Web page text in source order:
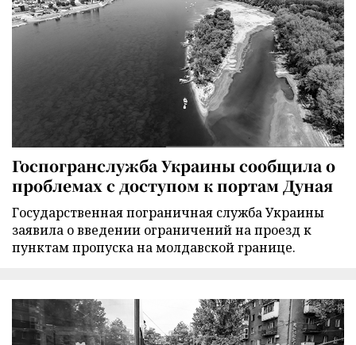
Госпогранслужба Украины сообщила о
проблемах с доступом к портам Дуная
Государственная пограничная служба Украины
заявила о введении ограничений на проезд к
пунктам пропуска на молдавской границе.